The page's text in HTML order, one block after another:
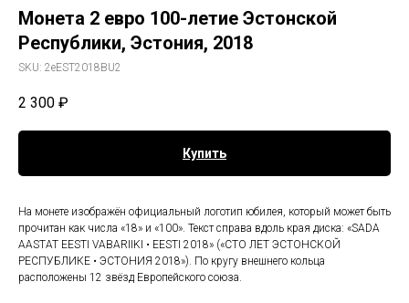
Монета 2 евро 100-летие Эстонской
Республики, Эстония, 2018
SKU: 2eEST2018BU2
2 300 ₽
Купить
На монете изображён официальный логотип юбилея, который может быть
прочитан как числа «18» и «100». Текст справа вдоль края диска: «SADA
AASTAT EESTI VABARIIKI • EESTI 2018» («СТО ЛЕТ ЭСТОНСКОЙ
РЕСПУБЛИКЕ • ЭСТОНИЯ 2018»). По кругу внешнего кольца
расположены 12 звёзд Европейского союза.